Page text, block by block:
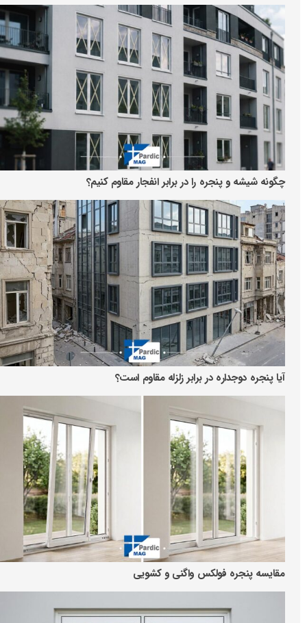
چگونه شیشه و پنجره را در برابر انفجار مقاوم کنیم؟
آیا پنجره دوجداره در برابر زلزله مقاوم است؟
مقایسه پنجره فولکس واگنی و کشویی